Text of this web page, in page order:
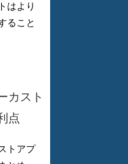
はより
ること
カスト
点